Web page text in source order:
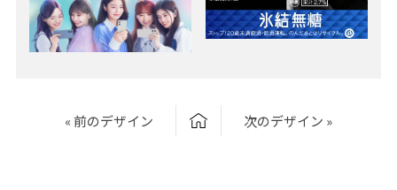
« 前のデザイン 次のデザイン »